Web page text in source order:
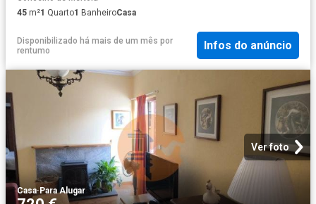
45 m²1 Quarto1 BanheiroCasa
Disponibilizado há mais de um mês por
rentumo
Infos do anúncio
Ver foto
Casa·Para Alugar